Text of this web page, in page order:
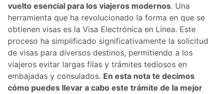
vuelto esencial para los viajeros modernos. Una
herramienta que ha revolucionado la forma en que se
obtienen visas es la Visa Electrónica en Línea. Este
proceso ha simplificado significativamente la solicitud
de visas para diversos destinos, permitiendo a los
viajeros evitar largas filas y trámites tediosos en
embajadas y consulados. En esta nota te decimos
cómo puedes llevar a cabo este trámite de la mejor